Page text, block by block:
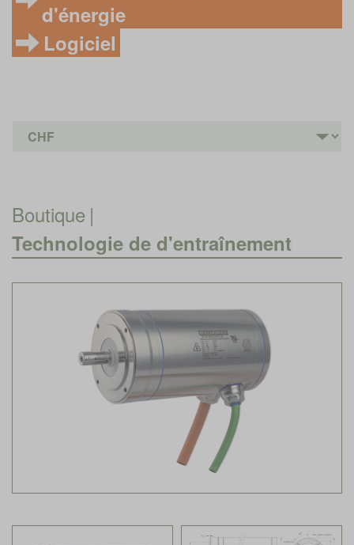
d'énergie
Logiciel
Boutique |
Technologie de d'entraînement